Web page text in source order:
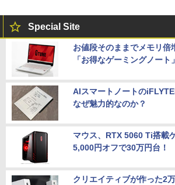
Special Site
お値段そのままでメモリ倍
「お得なゲーミングノート」
AIスマートノートの
なぜ魅力的なのか？
マウス、RTX 5060 Ti搭載
5,000円オフで30万円台！
クリエイティブが作った2